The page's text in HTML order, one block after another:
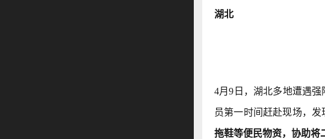
湖北
4月9日，湖北多地遭遇
员第一时间赶赴现场，发
拖鞋等便民物资，协助将